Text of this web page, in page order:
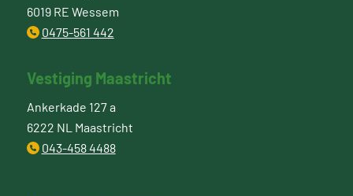
6019 RE Wessem
0475-561 442
Vestiging Maastricht
Ankerkade 127 a
6222 NL Maastricht
043-458 4488